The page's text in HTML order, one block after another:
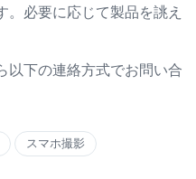
必要に応じて製品を誂え
以下の連絡方式でお問い合
スマホ撮影